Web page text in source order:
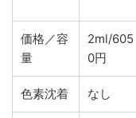
価格／容
量
2ml/605
0円
色素沈着 なし